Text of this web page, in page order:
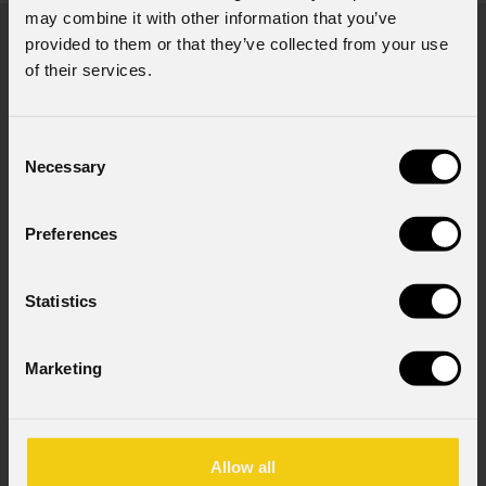
may combine it with other information that you’ve
provided to them or that they’ve collected from your use
of their services.
Selection
Necessary
Preferences
Statistics
Marketing
Allow all
News
PROLIGHTS sul palco del Rock in Rio a Lisbona
musica, magia e connessione, decine di artisti internazionali
31